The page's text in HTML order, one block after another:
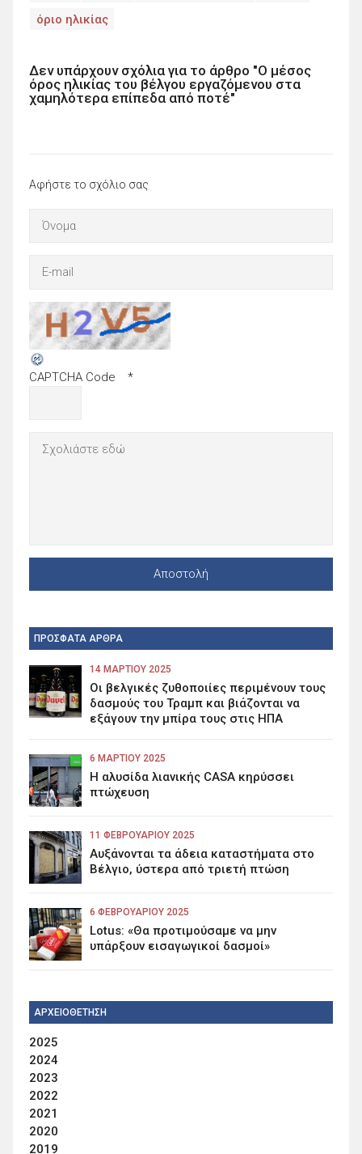
όριο ηλικίας
Δεν υπάρχουν σχόλια για το άρθρο "Ο μέσος
όρος ηλικίας του βέλγου εργαζόμενου στα
χαμηλότερα επίπεδα από ποτέ"
Αφήστε το σχόλιο σας
CAPTCHA Code *
ΠΡΟΣΦΑΤΑ ΑΡΘΡΑ
14 ΜΑΡΤΊΟΥ 2025
Οι βελγικές ζυθοποιίες περιμένουν τους
δασμούς του Τραμπ και βιάζονται να
εξάγουν την μπίρα τους στις ΗΠΑ
6 ΜΑΡΤΊΟΥ 2025
Η αλυσίδα λιανικής CASA κηρύσσει
πτώχευση
11 ΦΕΒΡΟΥΑΡΊΟΥ 2025
Αυξάνονται τα άδεια καταστήματα στο
Βέλγιο, ύστερα από τριετή πτώση
6 ΦΕΒΡΟΥΑΡΊΟΥ 2025
Lotus: «Θα προτιμούσαμε να μην
υπάρξουν εισαγωγικοί δασμοί»
ΑΡΧΕΙΟΘΕΤΗΣΗ
2025
2024
2023
2022
2021
2020
2019